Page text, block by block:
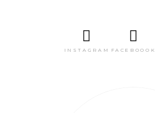
INSTAGRAM FACEBOOOK